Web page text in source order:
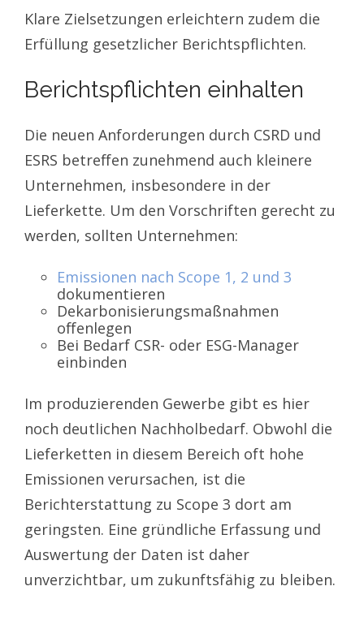
Klare Zielsetzungen erleichtern zudem die
Erfüllung gesetzlicher Berichtspflichten.
Berichtspflichten einhalten
Die neuen Anforderungen durch CSRD und
ESRS betreffen zunehmend auch kleinere
Unternehmen, insbesondere in der
Lieferkette. Um den Vorschriften gerecht zu
werden, sollten Unternehmen:
Emissionen nach Scope 1, 2 und 3
dokumentieren
Dekarbonisierungsmaßnahmen
offenlegen
Bei Bedarf CSR- oder ESG-Manager
einbinden
Im produzierenden Gewerbe gibt es hier
noch deutlichen Nachholbedarf. Obwohl die
Lieferketten in diesem Bereich oft hohe
Emissionen verursachen, ist die
Berichterstattung zu Scope 3 dort am
geringsten. Eine gründliche Erfassung und
Auswertung der Daten ist daher
unverzichtbar, um zukunftsfähig zu bleiben.